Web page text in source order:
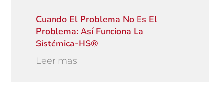
Cuando El Problema No Es El
Problema: Así Funciona La
Sistémica-HS®
Leer mas